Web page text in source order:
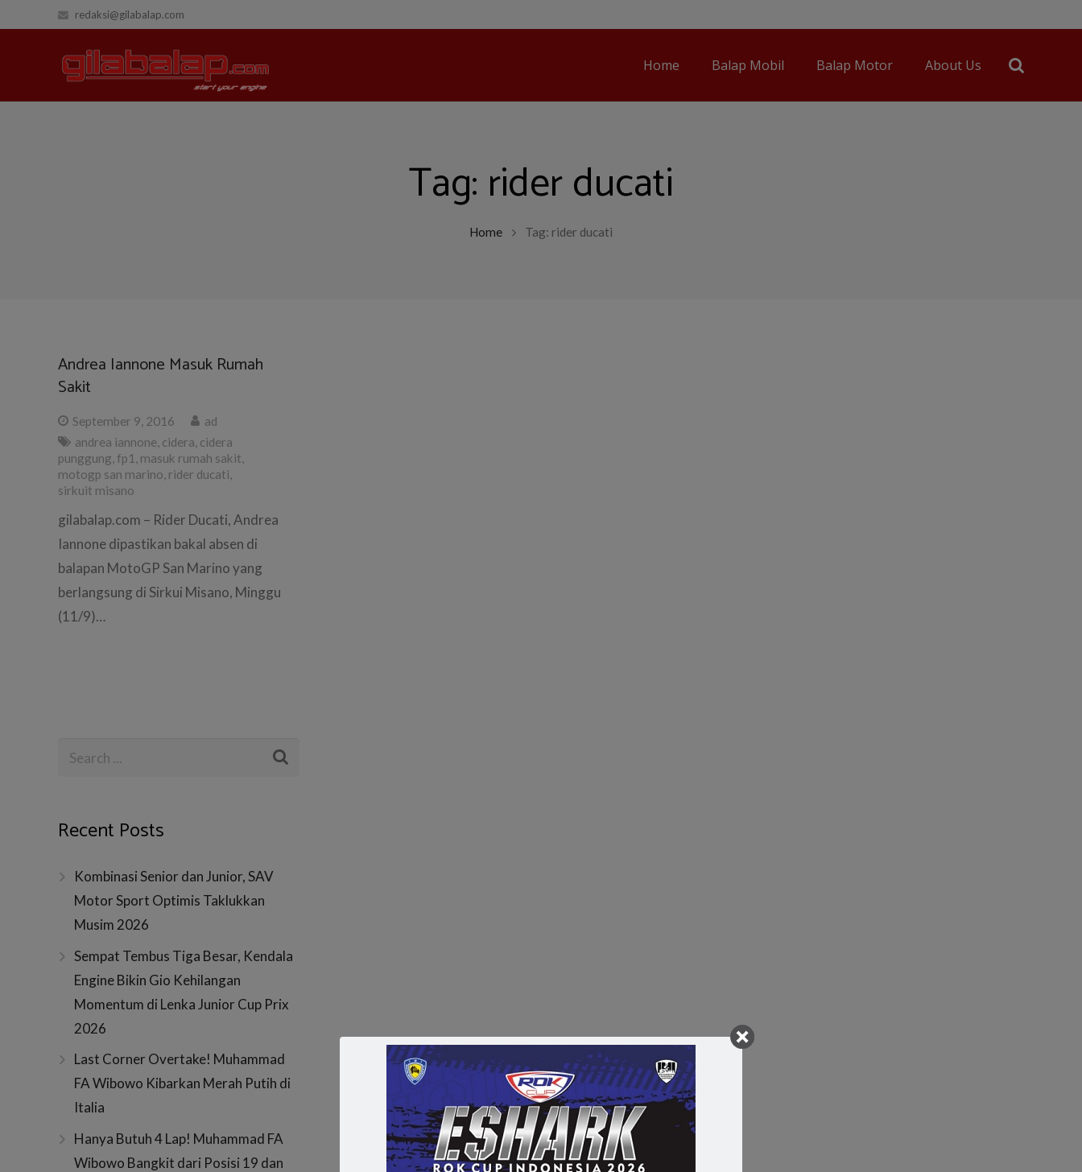
redaksi@gilabalap.com
Home Balap Mobil Balap Motor About Us
Tag: rider ducati
Home Tag: rider ducati
Andrea Iannone Masuk Rumah
Sakit
September 9, 2016
ad
andrea iannone, cidera, cidera
punggung, fp1 , masuk rumah sakit,
motogp san marino, rider ducati,
sirkuit misano
gilabalap.com – Rider Ducati, Andrea
Iannone dipastikan bakal absen di
balapan MotoGP San Marino yang
berlangsung di Sirkui Misano, Minggu
(11/9)…
Recent Posts
Kombinasi Senior dan Junior, SAV
Motor Sport Optimis Taklukkan
Musim 2026
Sempat Tembus Tiga Besar, Kendala
Engine Bikin Gio Kehilangan
Momentum di Lenka Junior Cup Prix
2026
Last Corner Overtake! Muhammad
FA Wibowo Kibarkan Merah Putih di
Italia
Hanya Butuh 4 Lap! Muhammad FA
Wibowo Bangkit dari Posisi 19 dan